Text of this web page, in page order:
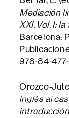
Mediación
XXI. Vol. I:
Barcelona:
978-84-
Orozco-
inglés al